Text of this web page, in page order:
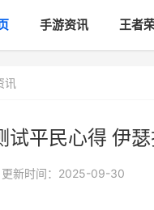
手游资讯 王者
讯
试平民心得 伊
更新时间：2025-09-30